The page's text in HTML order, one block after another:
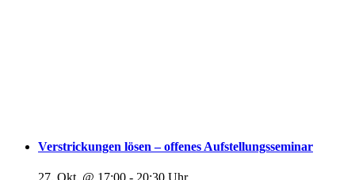
Verstrickungen lösen – offenes Aufstellungsseminar
27. Okt. @ 17:00 - 20:30